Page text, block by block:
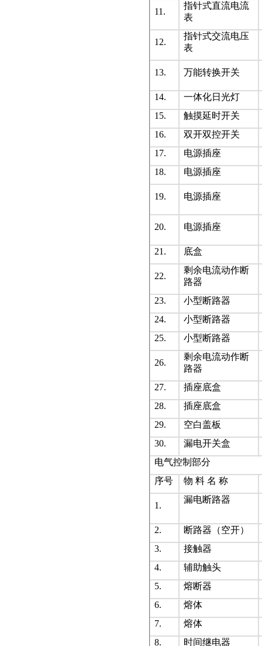
11.
指针式直流电流
表
12.
指针式交流电压
表
13. 万能转换开关
14.
一体化日光灯
15.
触摸延时开关
16.
双开双控开关
17.
电源插座
18.
电源插座
19. 电源插座
20. 电源插座
21. 底盒
22.
剩余电流动作断
路器
23.
小型断路器
24.
小型断路器
25.
小型断路器
26.
剩余电流动作断
路器
27.
插座底盒
28.
插座底盒
29.
空白盖板
30.
漏电开关盒
电气控制部分
序号
物 料 名 称
1.
漏电断路器
2.
断路器（空开）
3.
接触器
4.
辅助触头
5.
熔断器
6.
熔体
7.
熔体
8.
时间继电器